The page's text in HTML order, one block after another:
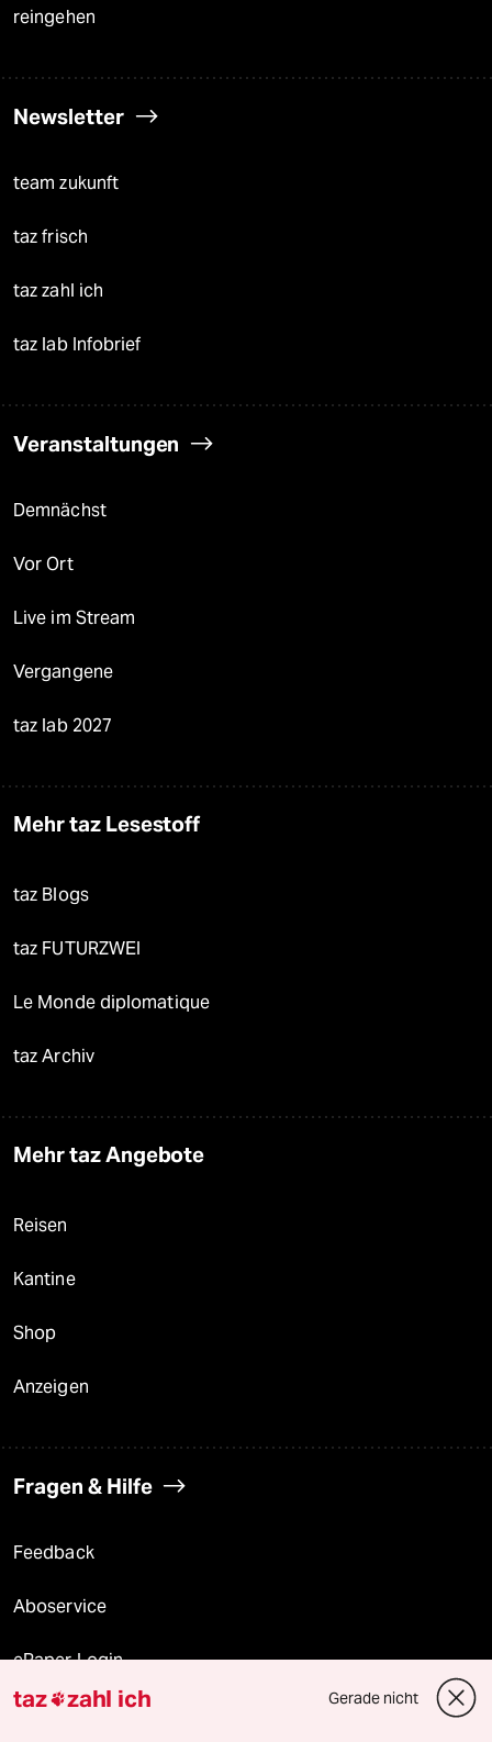
reingehen
Newsletter
team zukunft
taz frisch
taz zahl ich
taz lab Infobrief
Veranstaltungen
Demnächst
Vor Ort
Live im Stream
Vergangene
taz lab 2027
Mehr taz Lesestoff
taz Blogs
taz FUTURZWEI
Le Monde diplomatique
taz Archiv
Mehr taz Angebote
Reisen
Kantine
Shop
Anzeigen
Fragen & Hilfe
Feedback
Aboservice
ePaper Login
Downloads für Abonnierende
taz zahl ich Gerade nicht